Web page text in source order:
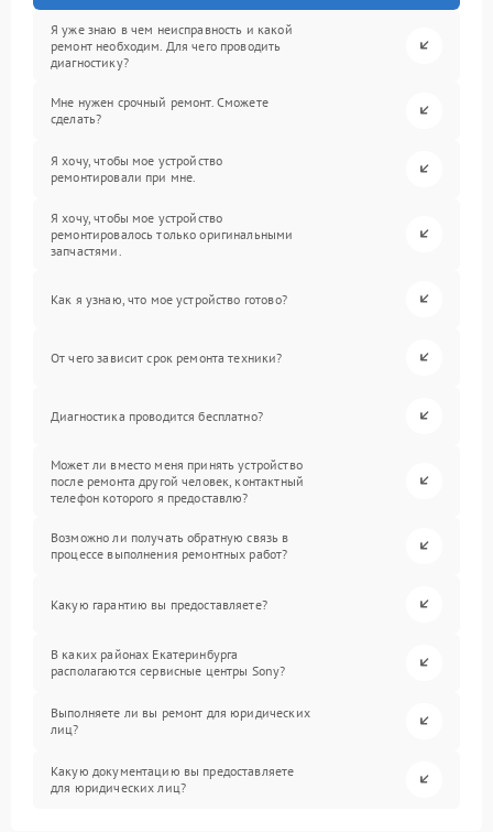
Я уже знаю в чем неисправность и какой
ремонт необходим. Для чего проводить
диагностику?
Мне нужен срочный ремонт. Сможете
сделать?
Я хочу, чтобы мое устройство
ремонтировали при мне.
Я хочу, чтобы мое устройство
ремонтировалось только оригинальными
запчастями.
Как я узнаю, что мое устройство готово?
От чего зависит срок ремонта техники?
Диагностика проводится бесплатно?
Может ли вместо меня принять устройство
после ремонта другой человек, контактный
телефон которого я предоставлю?
Возможно ли получать обратную связь в
процессе выполнения ремонтных работ?
Какую гарантию вы предоставляете?
В каких районах Екатеринбурга
располагаются сервисные центры Sony?
Выполняете ли вы ремонт для юридических
лиц?
Какую документацию вы предоставляете
для юридических лиц?